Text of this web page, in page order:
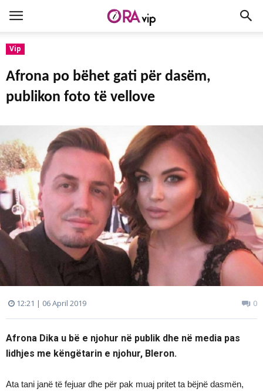
Vip
Afrona po bëhet gati për dasëm,
publikon foto të vellove
12:21 | 06 April 2019 0
Afrona Dika u bë e njohur në publik dhe në media pas
lidhjes me këngëtarin e njohur, Bleron.
Ata tani janë të fejuar dhe për pak muaj pritet ta bëjnë dasmën,